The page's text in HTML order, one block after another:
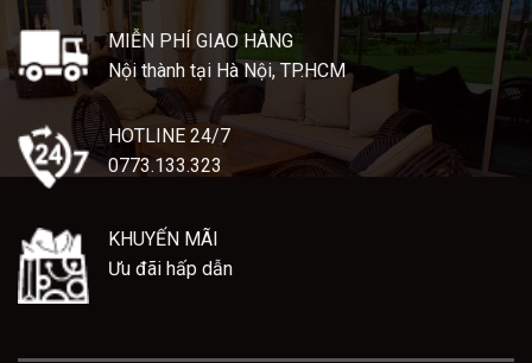
MIỄN PHÍ GIAO HÀNG
Nội thành tại Hà Nội, TP.HCM
HOTLINE 24/7
0773.133.323
KHUYẾN MÃI
Ưu đãi hấp dẫn